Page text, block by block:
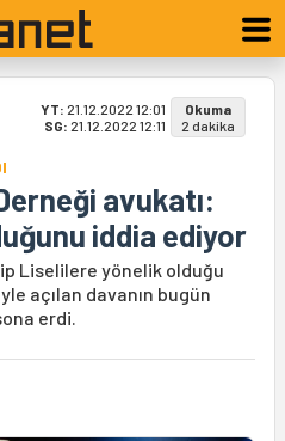
YT: 21.12.2022 12:01
SG: 21.12.2022 12:11
Okuma
2 dakika
avukatı:
iddia ediyor
Liselilere yönelik olduğu
açılan davanın bugün
erdi.